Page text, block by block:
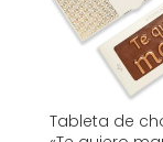
Tableta de